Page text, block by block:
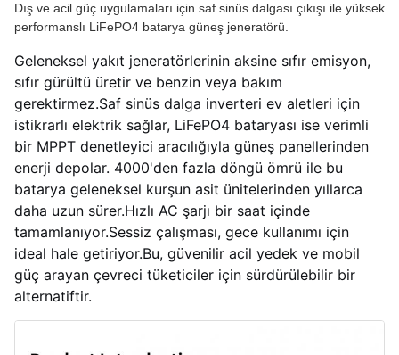
Dış ve acil güç uygulamaları için saf sinüs dalgası çıkışı ile yüksek
performanslı LiFePO4 batarya güneş jeneratörü.
Geleneksel yakıt jeneratörlerinin aksine sıfır emisyon,
sıfır gürültü üretir ve benzin veya bakım
gerektirmez.Saf sinüs dalga inverteri ev aletleri için
istikrarlı elektrik sağlar, LiFePO4 bataryası ise verimli
bir MPPT denetleyici aracılığıyla güneş panellerinden
enerji depolar. 4000'den fazla döngü ömrü ile bu
batarya geleneksel kurşun asit ünitelerinden yıllarca
daha uzun sürer.Hızlı AC şarjı bir saat içinde
tamamlanıyor.Sessiz çalışması, gece kullanımı için
ideal hale getiriyor.Bu, güvenilir acil yedek ve mobil
güç arayan çevreci tüketiciler için sürdürülebilir bir
alternatiftir.